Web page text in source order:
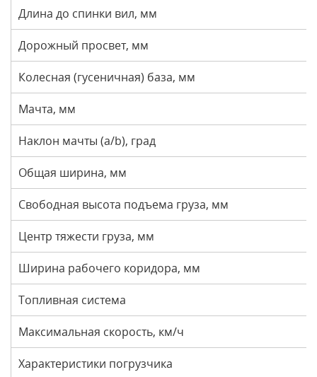
Длина до спинки вил, мм
Дорожный просвет, мм
Колесная (гусеничная) база, мм
Мачта, мм
Наклон мачты (a/b), град
Общая ширина, мм
Свободная высота подъема груза, мм
Центр тяжести груза, мм
Ширина рабочего коридора, мм
Топливная система
Максимальная скорость, км/ч
Характеристики погрузчика